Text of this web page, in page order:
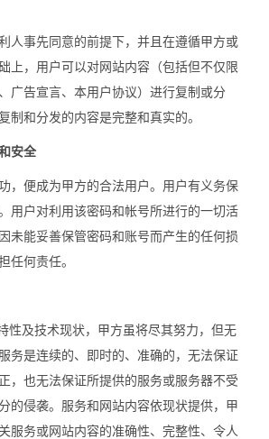
事先同意的前提下，并且在遵循甲方或
上，用户可以对网站内容（包括但不仅限
广告宣言、本用户协议）进行复制或分
制和分发的内容是完整和真实的。
安全
便成为甲方的合法用户。用户有义务保
用户对利用该密码和帐号所进行的一切活
未能妥善保管密码和账号而产生的任何损
任何责任。
及技术现状，甲方虽将尽其努力，但无
务是连续的、即时的、准确的，无法保证
，也无法保证所提供的服务或服务器不受
的侵袭。服务和网站内容依现状提供，甲
服务或网站内容的准确性、完整性、令人